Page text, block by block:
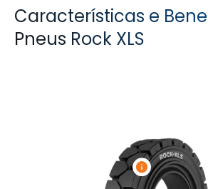
Características e
Pneus Rock XLS